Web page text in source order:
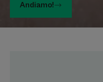
Andiamo!